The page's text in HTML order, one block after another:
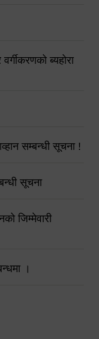
ब्यहोरा
सम्बन्धी सूचना !
सूचना
जिम्मेवारी
।